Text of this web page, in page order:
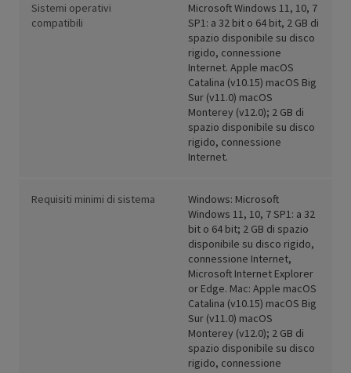
Sistemi operativi
compatibili
Microsoft Windows 11, 10, 7
SP1: a 32 bit o 64 bit, 2 GB di
spazio disponibile su disco
rigido, connessione
Internet. Apple macOS
Catalina (v10.15) macOS Big
Sur (v11.0) macOS
Monterey (v12.0); 2 GB di
spazio disponibile su disco
rigido, connessione
Internet.
Requisiti minimi di sistema
Windows: Microsoft
Windows 11, 10, 7 SP1: a 32
bit o 64 bit; 2 GB di spazio
disponibile su disco rigido,
connessione Internet,
Microsoft Internet Explorer
or Edge. Mac: Apple macOS
Catalina (v10.15) macOS Big
Sur (v11.0) macOS
Monterey (v12.0); 2 GB di
spazio disponibile su disco
rigido, connessione